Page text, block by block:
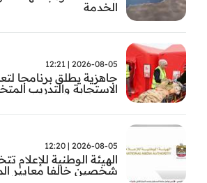
الخدمة
2026-08-05 | 12:21
جاهزية يطلق برنامجا
الاستجابة والتدريب
2026-08-05 | 12:20
الهيئة الوطنية للإعلام
شخصين خالفا معايير